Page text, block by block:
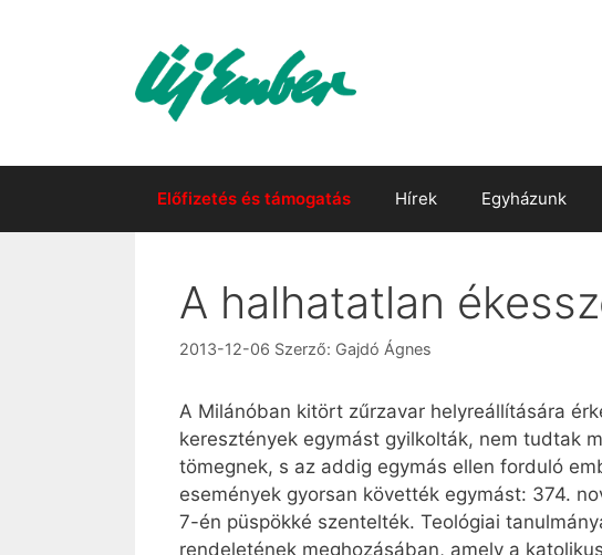
Előfizetés és támogatás Hírek Egyházunk
A halhatatlan
2013-12-06 Szerző: Gajdó Ágnes
A Milánóban kitört zűrzavar helyreállítására
keresztények egymást gyilkolták, nem tudtak
tömegnek, s az addig egymás ellen forduló
események gyorsan követték egymást: 374.
7-én püspökké szentelték. Teológiai
rendeletének meghozásában, amely a